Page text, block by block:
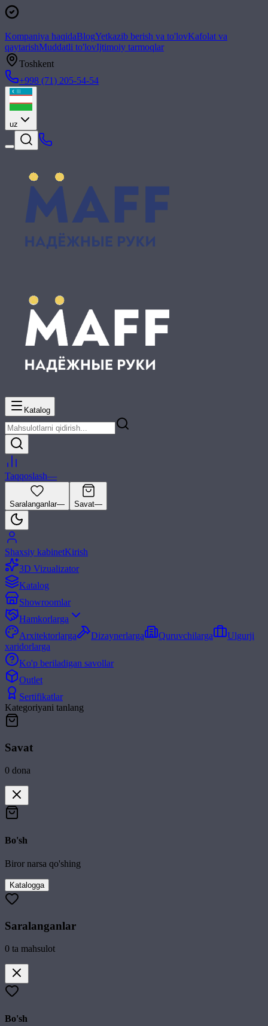
Kompaniya haqidaBlogYetkazib berish va to'lovKafolat va
qaytarishMuddatli to'lovIjtimoiy tarmoqlar
Toshkent
+998 (71) 205-54-54
uz
Katalog
Taqqoslash—
Saralanganlar— Savat—
Shaxsiy kabinetKirish
3D Vizualizator
Katalog
Showroomlar
Hamkorlarga
Arxitektorlarga
Dizaynerlarga Quruvchilarga
Ulgurji
xaridorlarga
Ko'p beriladigan savollar
Outlet
Sertifikatlar
Kategoriyani tanlang
Savat
0 dona
Bo'sh
Biror narsa qo'shing
Katalogga
Saralanganlar
0 ta mahsulot
Bo'sh